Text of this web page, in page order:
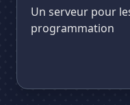
Un serveur pour
programmation